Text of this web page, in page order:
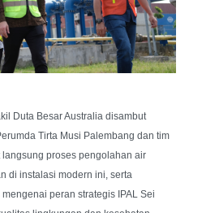
Duta Besar Australia disambut
Tirta Musi Palembang dan tim
proses pengolahan air
di instalasi modern ini, serta
peran strategis IPAL Sei